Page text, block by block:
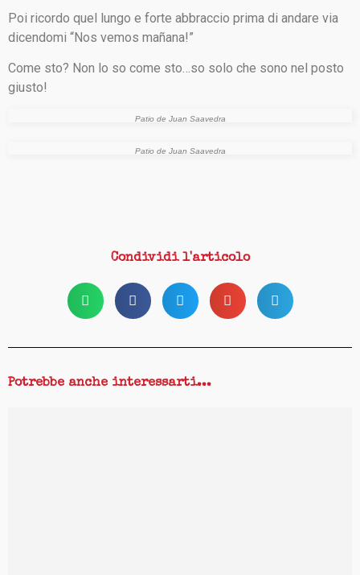
Poi ricordo quel lungo e forte abbraccio prima di andare via
dicendomi “Nos vemos mañana!”
Come sto? Non lo so come sto…so solo che sono nel posto
giusto!
Patio de Juan Saavedra
Patio de Juan Saavedra
Condividi l'articolo
Potrebbe anche interessarti...